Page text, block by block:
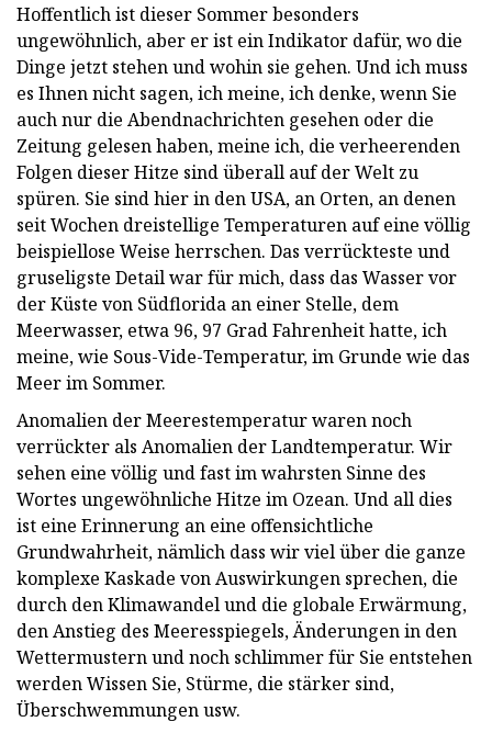
Hoffentlich ist dieser Sommer besonders
ungewöhnlich, aber er ist ein Indikator dafür, wo die
Dinge jetzt stehen und wohin sie gehen. Und ich muss
es Ihnen nicht sagen, ich meine, ich denke, wenn Sie
auch nur die Abendnachrichten gesehen oder die
Zeitung gelesen haben, meine ich, die verheerenden
Folgen dieser Hitze sind überall auf der Welt zu
spüren. Sie sind hier in den USA, an Orten, an denen
seit Wochen dreistellige Temperaturen auf eine völlig
beispiellose Weise herrschen. Das verrückteste und
gruseligste Detail war für mich, dass das Wasser vor
der Küste von Südflorida an einer Stelle, dem
Meerwasser, etwa 96, 97 Grad Fahrenheit hatte, ich
meine, wie Sous-Vide-Temperatur, im Grunde wie das
Meer im Sommer.
Anomalien der Meerestemperatur waren noch
verrückter als Anomalien der Landtemperatur. Wir
sehen eine völlig und fast im wahrsten Sinne des
Wortes ungewöhnliche Hitze im Ozean. Und all dies
ist eine Erinnerung an eine offensichtliche
Grundwahrheit, nämlich dass wir viel über die ganze
komplexe Kaskade von Auswirkungen sprechen, die
durch den Klimawandel und die globale Erwärmung,
den Anstieg des Meeresspiegels, Änderungen in den
Wettermustern und noch schlimmer für Sie entstehen
werden Wissen Sie, Stürme, die stärker sind,
Überschwemmungen usw.